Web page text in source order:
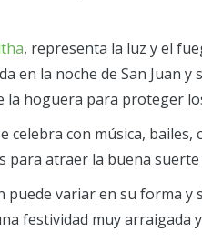
, representa la luz y el
en la noche de San Juan
hoguera para proteger
con música,
para atraer la buena
variar en su forma
festividad muy